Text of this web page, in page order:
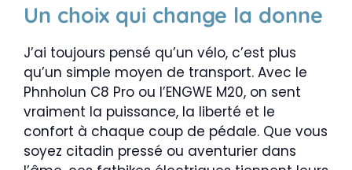
Un choix qui change la donne
J’ai toujours pensé qu’un vélo, c’est plus
qu’un simple moyen de transport. Avec le
Phnholun C8 Pro ou l’ENGWE M20, on sent
vraiment la puissance, la liberté et le
confort à chaque coup de pédale. Que vous
soyez citadin pressé ou aventurier dans